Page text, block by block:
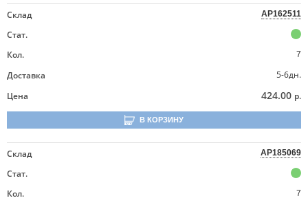
Склад AP162511
Стат.
Кол.
7
Доставка
5-6дн.
Цена
424.00 р.
В КОРЗИНУ
Склад AP185069
Стат.
Кол.
7